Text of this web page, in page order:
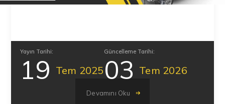
Yayın Tarihi:
19 Tem 2025
Güncelleme Tarihi:
03 Tem 2026
Devamını Oku